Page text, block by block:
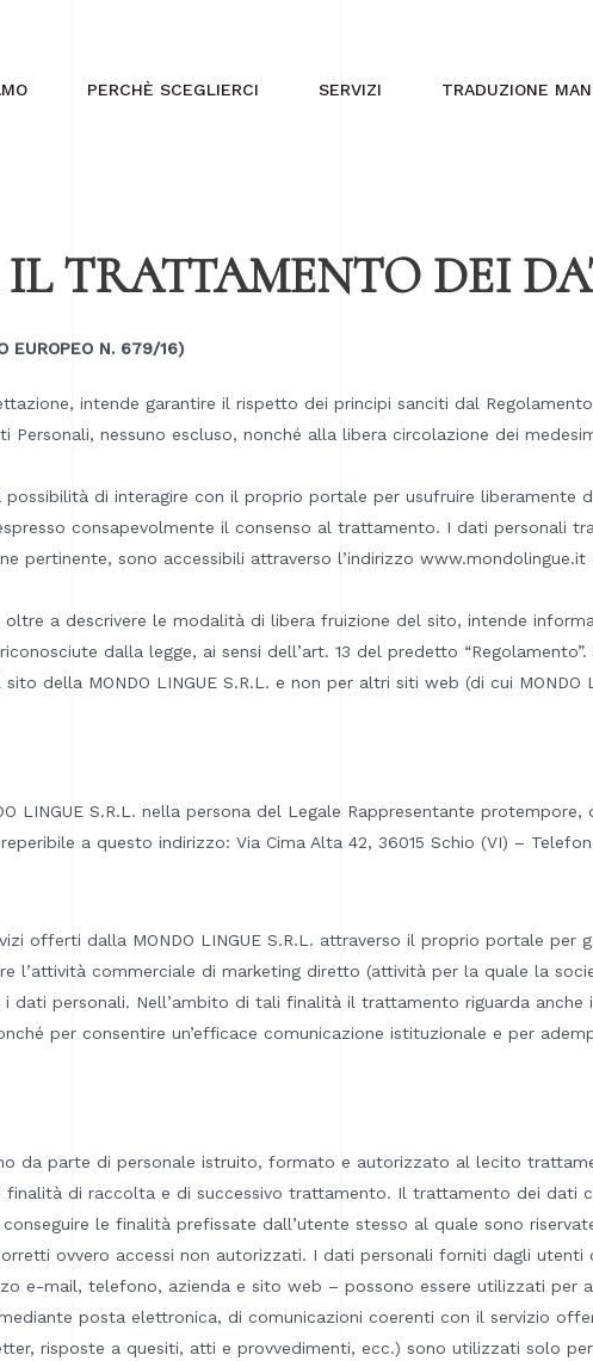
PERCHÈ SCEGLIERCI SERVIZI TRADUZIONE
TRATTAMENTO DEI
EUROPEO N. 679/16)
intende garantire il rispetto dei principi sanciti dal
nessuno escluso, nonché alla libera circolazione dei
possibilità di interagire con il proprio portale per usufruire liberamente
consapevolmente il consenso al trattamento. I dati personali
sono accessibili attraverso l’indirizzo www.mondolingue.it
oltre a descrivere le modalità di libera fruizione del sito, intende
dalla legge, ai sensi dell’art. 13 del predetto
della MONDO LINGUE S.R.L. e non per altri siti web (di cui MONDO
LINGUE S.R.L. nella persona del Legale Rappresentante
a questo indirizzo: Via Cima Alta 42, 36015 Schio (VI) –
offerti dalla MONDO LINGUE S.R.L. attraverso il proprio portale per
l’attività commerciale di marketing diretto (attività per la quale la
dati personali. Nell’ambito di tali finalità il trattamento riguarda
per consentire un’efficace comunicazione istituzionale e per
da parte di personale istruito, formato e autorizzato al lecito
di raccolta e di successivo trattamento. Il trattamento dei dati
le finalità prefissate dall’utente stesso al quale sono
ovvero accessi non autorizzati. I dati personali forniti dagli
e-mail, telefono, azienda e sito web – possono essere utilizzati
posta elettronica, di comunicazioni coerenti con il servizio
risposte a quesiti, atti e provvedimenti, ecc.) sono utilizzati solo